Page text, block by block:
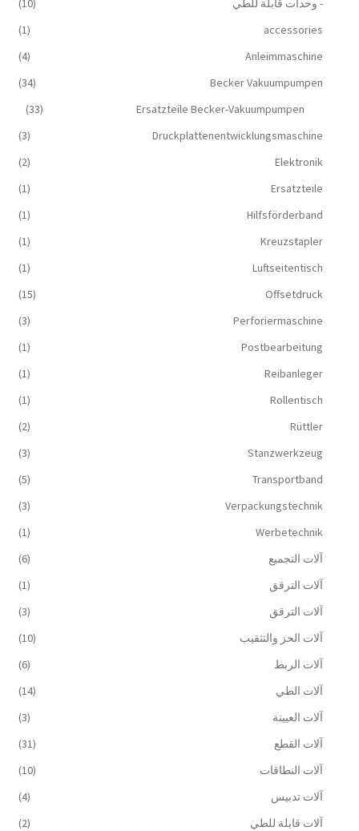
accessories
(1)
Anleimmaschine
(4)
Becker Vakuumpumpen
(34)
Ersatzteile Becker-Vakuumpumpen
(33)
Druckplattenentwicklungsmaschine
(3)
Elektronik
(2)
Ersatzteile
(1)
Hilfsförderband
(1)
Kreuzstapler
(1)
Luftseitentisch
(1)
Offsetdruck
(15)
Perforiermaschine
(3)
Postbearbeitung
(1)
Reibanleger
(1)
Rollentisch
(1)
Rüttler
(2)
Stanzwerkzeug
(3)
Transportband
(5)
Verpackungstechnik
(3)
Werbetechnik
(1)
آلات التجميع
(6)
آلات الترقق
(1)
آلات الترقق
(3)
آلات الحز والتثقيب
(10)
آلات الربط
(6)
آلات الطي
(14)
آلات العيينة
(3)
آلات القطع
(31)
آلات النطاقات
(10)
آلات تدبيس
(4)
آلات قابلة للطي
(2)